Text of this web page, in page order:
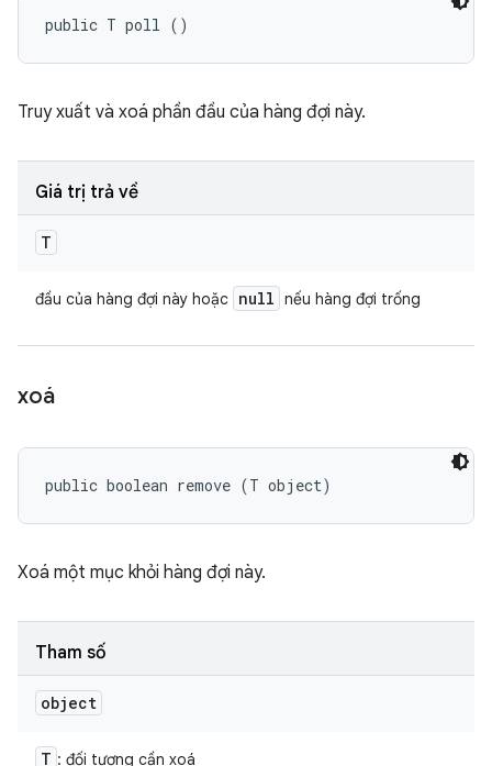
public T poll ()
Truy xuất và xoá phần đầu của hàng đợi này.
Giá trị trả về
T
đầu của hàng đợi này hoặc null nếu hàng đợi trống
xoá
public boolean remove (T object)
Xoá một mục khỏi hàng đợi này.
Tham số
object
T : đối tượng cần xoá